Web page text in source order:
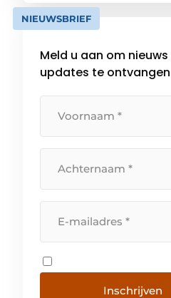
Bepaalde vragen die zich
voordoen, kunnen we
NIEUWSBRIEF
Meld u aan om
updates te
Inschrijven